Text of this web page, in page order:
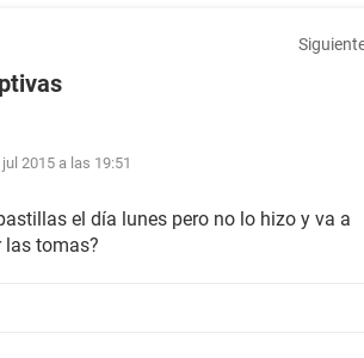
jul 2015 a las 19:51
el día lunes pero no lo hizo y va a
las tomas?